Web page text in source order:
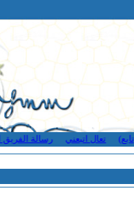
تعال اتبعني رسالة الفريق